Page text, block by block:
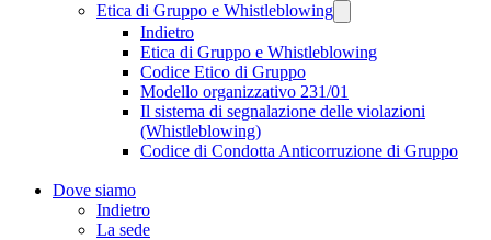
Etica di Gruppo e Whistleblowing
Indietro
Etica di Gruppo e Whistleblowing
Codice Etico di Gruppo
Modello organizzativo 231/01
Il sistema di segnalazione delle violazioni
(Whistleblowing)
Codice di Condotta Anticorruzione di Gruppo
Dove siamo
Indietro
La sede